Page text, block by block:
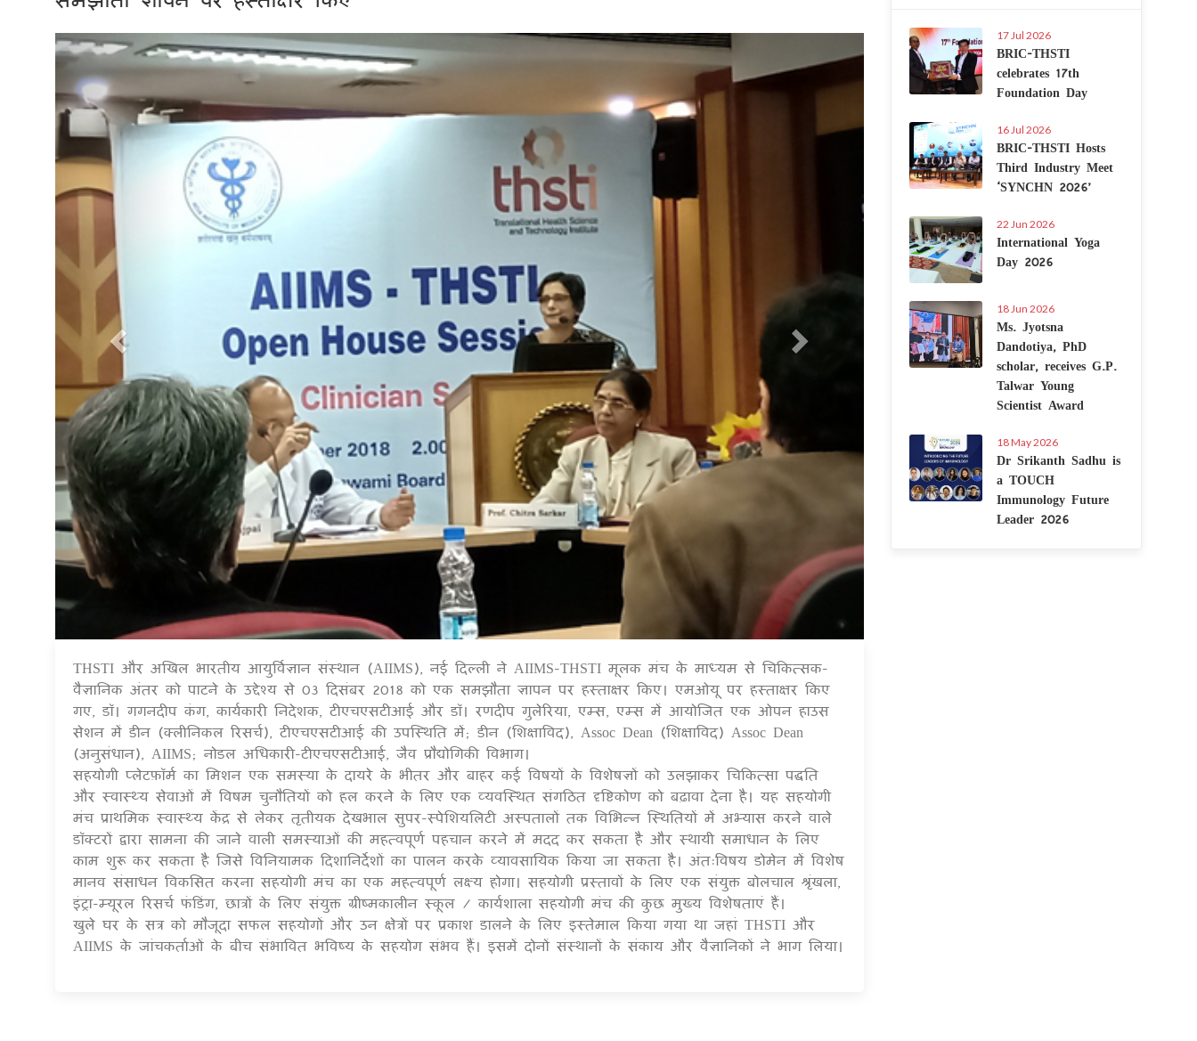
Previous
16 Jul 2020
THSTI और अखिल भारतीय आयुर्विज्ञान संस्थान (AIIMS), नई दिल्ली ने AIIMS-THSTI मूलक मंच के माध्यम से चिकित्सक-
वैज्ञानिक अंतर को पाटने के उद्देश्य से 03 दिसंबर 2018 को एक समझौता ज्ञापन पर हस्ताक्षर किए। एमओयू पर हस्ताक्षर किए
गए, डॉ। गगनदीप कंग, कार्यकारी निदेशक, टीएचएसटीआई और डॉ। रणदीप गुलेरिया, एम्स, एम्स में आयोजित एक ओपन हाउस
सेशन में डीन (क्लीनिकल रिसर्च), टीएचएसटीआई की उपस्थिति में; डीन (शिक्षाविद), Assoc Dean (शिक्षाविद) Assoc Dean
(अनुसंधान), AIIMS; नोडल अधिकारी-टीएचएसटीआई, जैव प्रौद्योगिकी विभाग।
सहयोगी प्लेटफ़ॉर्म का मिशन एक समस्या के दायरे के भीतर और बाहर कई विषयों के विशेषज्ञों को उलझाकर चिकित्सा पद्धति
और स्वास्थ्य सेवाओं में विषम चुनौतियों को हल करने के लिए एक व्यवस्थित संगठित दृष्टिकोण को बढ़ावा देना है। यह सहयोगी
मंच प्राथमिक स्वास्थ्य केंद्र से लेकर तृतीयक देखभाल सुपर-स्पेशियलिटी अस्पतालों तक विभिन्न स्थितियों में अभ्यास करने वाले
डॉक्टरों द्वारा सामना की जाने वाली समस्याओं की महत्वपूर्ण पहचान करने में मदद कर सकता है और स्थायी समाधान के लिए
काम शुरू कर सकता है जिसे विनियामक दिशानिर्देशों का पालन करके व्यावसायिक किया जा सकता है। अंतःविषय डोमेन में विशेष
मानव संसाधन विकसित करना सहयोगी मंच का एक महत्वपूर्ण लक्ष्य होगा। सहयोगी प्रस्तावों के लिए एक संयुक्त बोलचाल श्रृंखला,
इंट्रा-म्यूरल रिसर्च फंडिंग, छात्रों के लिए संयुक्त ग्रीष्मकालीन स्कूल / कार्यशाला सहयोगी मंच की कुछ मुख्य विशेषताएं हैं।
खुले घर के सत्र को मौजूदा सफल सहयोगों और उन क्षेत्रों पर प्रकाश डालने के लिए इस्तेमाल किया गया था जहां THSTI और
AIIMS के जांचकर्ताओं के बीच संभावित भविष्य के सहयोग संभव हैं। इसमें दोनों संस्थानों के संकाय और वैज्ञानिकों ने भाग लिया।
17 Jul 2026
BRIC-THSTI
celebrates 17th
Foundation Day
16 Jul 2026
BRIC-THSTI Hosts
Third Industry Meet
‘SYNCHN 2026’
22 Jun 2026
International Yoga
Day 2026
18 Jun 2026
Ms. Jyotsna
Dandotiya, PhD
scholar, receives G.P.
Talwar Young
Scientist Award
18 May 2026
Dr Srikanth Sadhu is
a TOUCH
Immunology Future
Leader 2026